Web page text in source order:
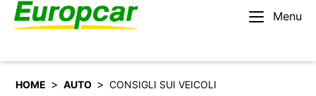
Menu
Italiano
HOME > AUTO > CONSIGLI SUI VEICOLI